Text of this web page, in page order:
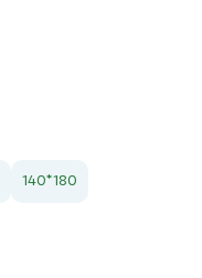
140*180